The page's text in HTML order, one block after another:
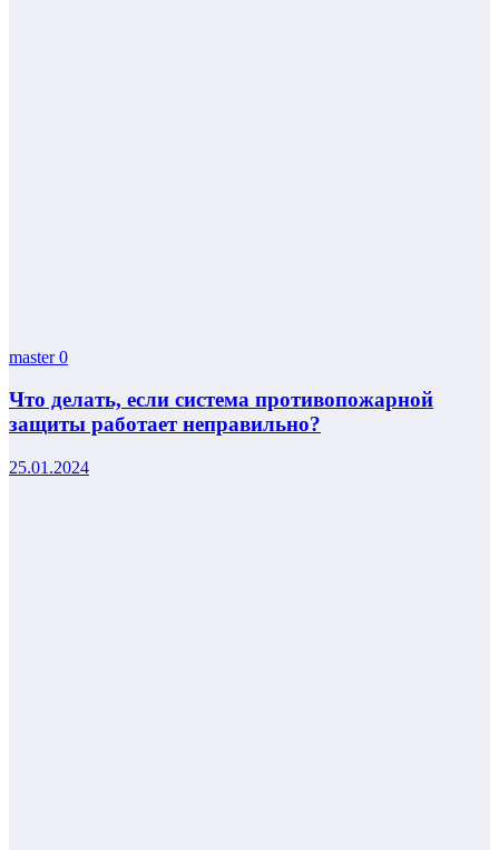
master0
Что делать, если система противопожарной
защиты работает неправильно?
25.01.2024